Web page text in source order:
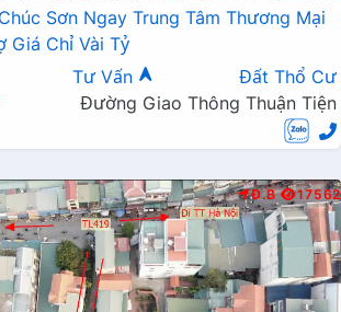
Sơn Ngay Trung Tâm Thương Mại
Giá Chỉ Vài Tỷ
Tư Vấn
Đất Thổ Cư
Đường Giao Thông Thuận Tiện
Đ.B 17562